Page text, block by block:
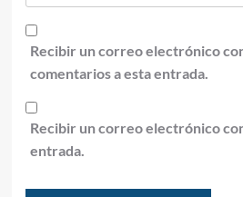
Recibir un correo electrónico
comentarios a esta entrada.
Recibir un correo electrónico
entrada.